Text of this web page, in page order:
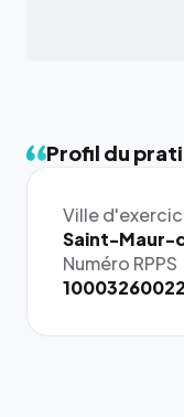
Profil du
Ville
Saint-Maur-
Numéro RPPS
10003260022